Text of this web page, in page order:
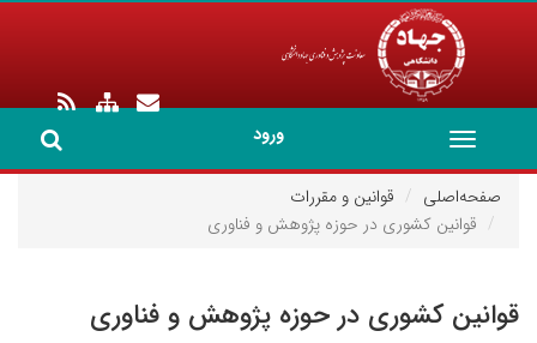
ورود
Toggle
navigation
صفحه‌اصلی
قوانین و مقررات
قوانین کشوری در حوزه پژوهش و فناوری
قوانین کشوری در حوزه پژوهش و فناوری